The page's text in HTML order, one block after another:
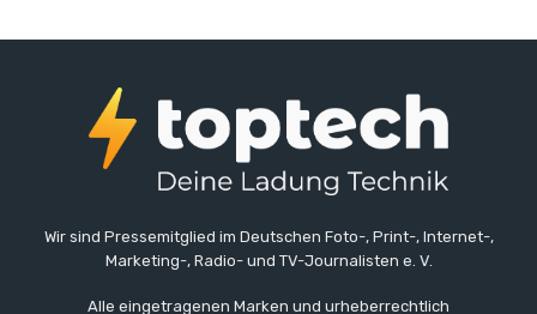
Wir sind Pressemitglied im Deutschen Foto-, Print-, Internet-,
Marketing-, Radio- und TV-Journalisten e. V.
Alle eingetragenen Marken und urheberrechtlich